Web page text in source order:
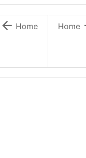
Home
 Home